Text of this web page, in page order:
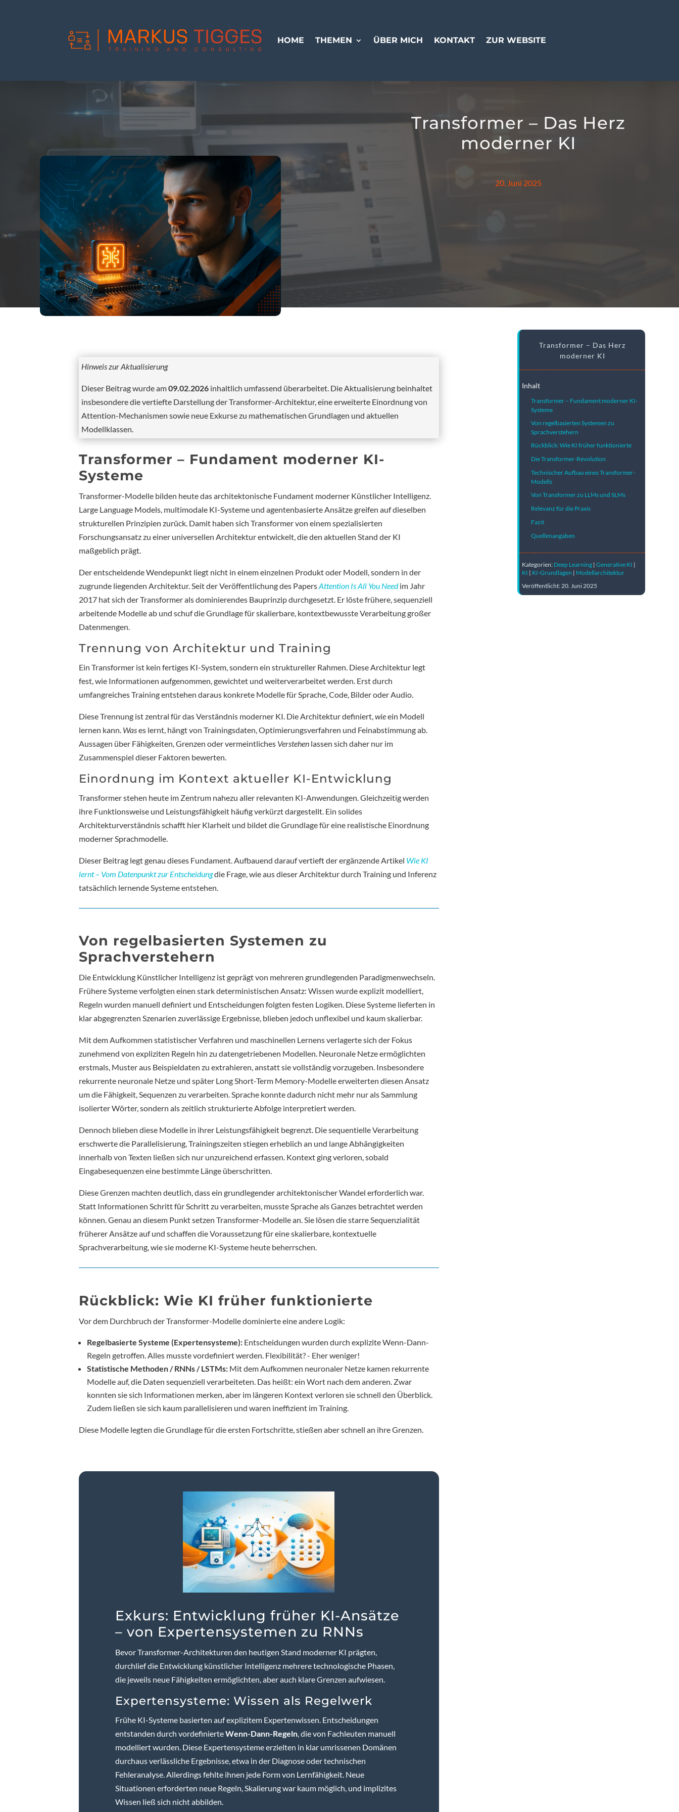
HOME THEMEN ÜBER MICH KONTAKT ZUR WEBSITE
Transformer – Das Herz
moderner KI
20. Juni 2025
Hinweis zur Aktualisierung
Dieser Beitrag wurde am09.02.2026 inhaltlich umfassend überarbeitet. Die Aktualisierung beinhaltet
insbesondere die vertiefte Darstellung der Transformer-Architektur, eine erweiterte Einordnung von
Attention-Mechanismen sowie neue Exkurse zu mathematischen Grundlagen und aktuellen
Modellklassen.
Transformer – Fundament moderner KI-
Systeme
Transformer-Modelle bilden heute das architektonische Fundament moderner Künstlicher Intelligenz.
Large Language Models, multimodale KI-Systeme und agentenbasierte Ansätze greifen auf dieselben
strukturellen Prinzipien zurück. Damit haben sich Transformer von einem spezialisierten
Forschungsansatz zu einer universellen Architektur entwickelt, die den aktuellen Stand der KI
maßgeblich prägt.
Der entscheidende Wendepunkt liegt nicht in einem einzelnen Produkt oder Modell, sondern in der
zugrunde liegenden Architektur. Seit der Veröffentlichung des PapersAttention Is All You Needim Jahr
2017 hat sich der Transformer als dominierendes Bauprinzip durchgesetzt. Er löste frühere, sequenziell
arbeitende Modelle ab und schuf die Grundlage für skalierbare, kontextbewusste Verarbeitung großer
Datenmengen.
Trennung von Architektur und Training
Ein Transformer ist kein fertiges KI-System, sondern ein struktureller Rahmen. Diese Architektur legt
fest, wie Informationen aufgenommen, gewichtet und weiterverarbeitet werden. Erst durch
umfangreiches Training entstehen daraus konkrete Modelle für Sprache, Code, Bilder oder Audio.
Diese Trennung ist zentral für das Verständnis moderner KI. Die Architektur definiert,wieein Modell
lernen kann. Wases lernt, hängt von Trainingsdaten, Optimierungsverfahren und Feinabstimmung ab.
Aussagen über Fähigkeiten, Grenzen oder vermeintliches Verstehen lassen sich daher nur im
Zusammenspiel dieser Faktoren bewerten.
Einordnung im Kontext aktueller KI-Entwicklung
Transformer stehen heute im Zentrum nahezu aller relevanten KI-Anwendungen. Gleichzeitig werden
ihre Funktionsweise und Leistungsfähigkeit häufig verkürzt dargestellt. Ein solides
Architekturverständnis schafft hier Klarheit und bildet die Grundlage für eine realistische Einordnung
moderner Sprachmodelle.
Dieser Beitrag legt genau dieses Fundament. Aufbauend darauf vertieft der ergänzende Artikel Wie KI
lernt – Vom Datenpunkt zur Entscheidungdie Frage, wie aus dieser Architektur durch Training und Inferenz
tatsächlich lernende Systeme entstehen.
Von regelbasierten Systemen zu
Sprachverstehern
Die Entwicklung Künstlicher Intelligenz ist geprägt von mehreren grundlegenden Paradigmenwechseln.
Frühere Systeme verfolgten einen stark deterministischen Ansatz: Wissen wurde explizit modelliert,
Regeln wurden manuell definiert und Entscheidungen folgten festen Logiken. Diese Systeme lieferten in
klar abgegrenzten Szenarien zuverlässige Ergebnisse, blieben jedoch unflexibel und kaum skalierbar.
Mit dem Aufkommen statistischer Verfahren und maschinellen Lernens verlagerte sich der Fokus
zunehmend von expliziten Regeln hin zu datengetriebenen Modellen. Neuronale Netze ermöglichten
erstmals, Muster aus Beispieldaten zu extrahieren, anstatt sie vollständig vorzugeben. Insbesondere
rekurrente neuronale Netze und später Long Short-Term Memory-Modelle erweiterten diesen Ansatz
um die Fähigkeit, Sequenzen zu verarbeiten. Sprache konnte dadurch nicht mehr nur als Sammlung
isolierter Wörter, sondern als zeitlich strukturierte Abfolge interpretiert werden.
Dennoch blieben diese Modelle in ihrer Leistungsfähigkeit begrenzt. Die sequentielle Verarbeitung
erschwerte die Parallelisierung, Trainingszeiten stiegen erheblich an und lange Abhängigkeiten
innerhalb von Texten ließen sich nur unzureichend erfassen. Kontext ging verloren, sobald
Eingabesequenzen eine bestimmte Länge überschritten.
Diese Grenzen machten deutlich, dass ein grundlegender architektonischer Wandel erforderlich war.
Statt Informationen Schritt für Schritt zu verarbeiten, musste Sprache als Ganzes betrachtet werden
können. Genau an diesem Punkt setzen Transformer-Modelle an. Sie lösen die starre Sequenzialität
früherer Ansätze auf und schaffen die Voraussetzung für eine skalierbare, kontextuelle
Sprachverarbeitung, wie sie moderne KI-Systeme heute beherrschen.
Rückblick: Wie KI früher funktionierte
Vor dem Durchbruch der Transformer-Modelle dominierte eine andere Logik:
Regelbasierte Systeme (Expertensysteme): Entscheidungen wurden durch explizite Wenn-Dann-
Regeln getroffen. Alles musste vordefiniert werden. Flexibilität? - Eher weniger!
Statistische Methoden / RNNs / LSTMs: Mit dem Aufkommen neuronaler Netze kamen rekurrente
Modelle auf, die Daten sequenziell verarbeiteten. Das heißt: ein Wort nach dem anderen. Zwar
konnten sie sich Informationen merken, aber im längeren Kontext verloren sie schnell den Überblick.
Zudem ließen sie sich kaum parallelisieren und waren ineffizient im Training.
Diese Modelle legten die Grundlage für die ersten Fortschritte, stießen aber schnell an ihre Grenzen.
Exkurs: Entwicklung früher KI-Ansätze
– von Expertensystemen zu RNNs
Bevor Transformer-Architekturen den heutigen Stand moderner KI prägten,
durchlief die Entwicklung künstlicher Intelligenz mehrere technologische Phasen,
die jeweils neue Fähigkeiten ermöglichten, aber auch klare Grenzen aufwiesen.
Expertensysteme: Wissen als Regelwerk
Frühe KI-Systeme basierten auf explizitem Expertenwissen. Entscheidungen
entstanden durch vordefinierteWenn-Dann-Regeln, die von Fachleuten manuell
modelliert wurden. Diese Expertensysteme erzielten in klar umrissenen Domänen
durchaus verlässliche Ergebnisse, etwa in der Diagnose oder technischen
Fehleranalyse. Allerdings fehlte ihnen jede Form von Lernfähigkeit. Neue
Situationen erforderten neue Regeln, Skalierung war kaum möglich, und implizites
Wissen ließ sich nicht abbilden.
Transformer – Das Herz
moderner KI
Inhalt
Transformer – Fundament moderner KI-
Systeme
Von regelbasierten Systemen zu
Sprachverstehern
Rückblick: Wie KI früher funktionierte
Die Transformer-Revolution
Technischer Aufbau eines Transformer-
Modells
Von Transformer zu LLMs und SLMs
Relevanz für die Praxis
Fazit
Quellenangaben
Kategorien: Deep Learning |Generative KI |
KI | KI-Grundlagen | Modellarchitektur
Veröffentlicht: 20. Juni 2025